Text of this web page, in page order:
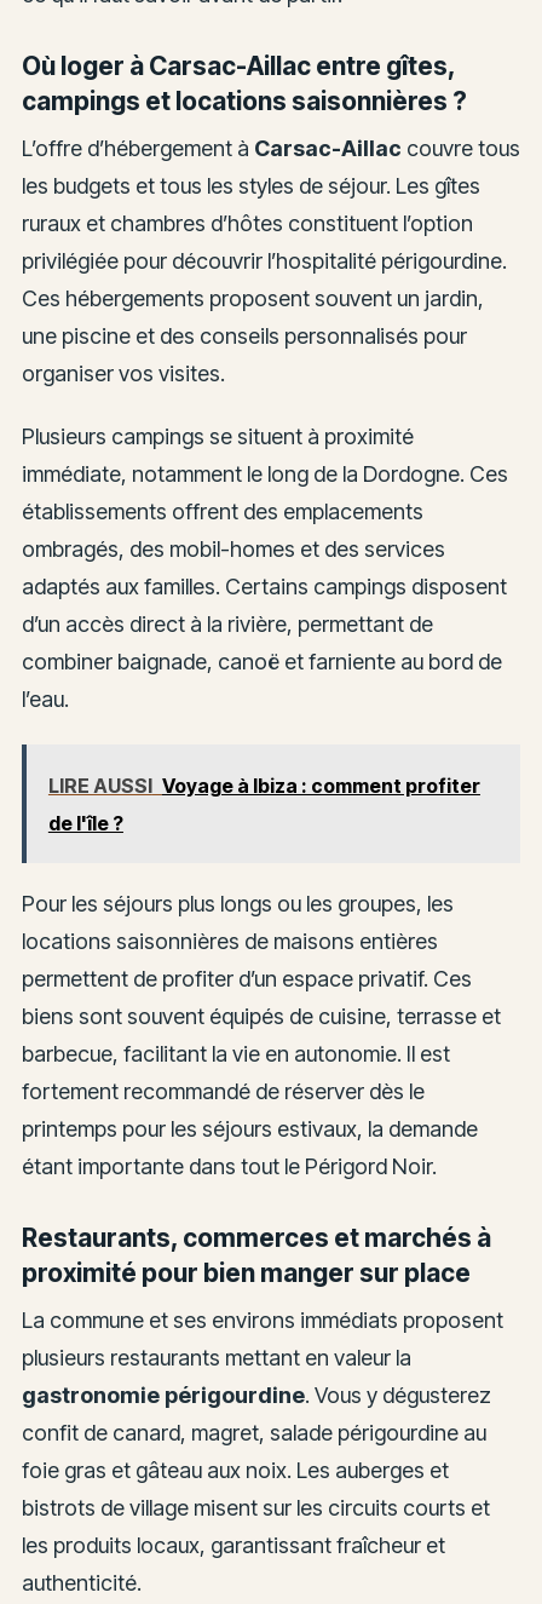
Où loger à Carsac-Aillac entre gîtes,
campings et locations saisonnières ?
L’offre d’hébergement à Carsac-Aillac couvre tous
les budgets et tous les styles de séjour. Les gîtes
ruraux et chambres d’hôtes constituent l’option
privilégiée pour découvrir l’hospitalité périgourdine.
Ces hébergements proposent souvent un jardin,
une piscine et des conseils personnalisés pour
organiser vos visites.
Plusieurs campings se situent à proximité
immédiate, notamment le long de la Dordogne. Ces
établissements offrent des emplacements
ombragés, des mobil-homes et des services
adaptés aux familles. Certains campings disposent
d’un accès direct à la rivière, permettant de
combiner baignade, canoë et farniente au bord de
l’eau.
LIRE AUSSI Voyage à Ibiza : comment profiter
de l'île ?
Pour les séjours plus longs ou les groupes, les
locations saisonnières de maisons entières
permettent de profiter d’un espace privatif. Ces
biens sont souvent équipés de cuisine, terrasse et
barbecue, facilitant la vie en autonomie. Il est
fortement recommandé de réserver dès le
printemps pour les séjours estivaux, la demande
étant importante dans tout le Périgord Noir.
Restaurants, commerces et marchés à
proximité pour bien manger sur place
La commune et ses environs immédiats proposent
plusieurs restaurants mettant en valeur la
gastronomie périgourdine. Vous y dégusterez
confit de canard, magret, salade périgourdine au
foie gras et gâteau aux noix. Les auberges et
bistrots de village misent sur les circuits courts et
les produits locaux, garantissant fraîcheur et
authenticité.